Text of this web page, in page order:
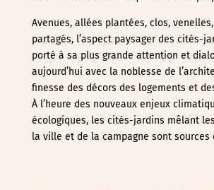
Avenues, allées plantées, clos,
partagés, l’aspect paysager des cités-
porté à sa plus grande attention et
aujourd’hui avec la noblesse de
finesse des décors des logements et
À l’heure des nouveaux enjeux
écologiques, les cités-jardins mêlant
la ville et de la campagne sont sources